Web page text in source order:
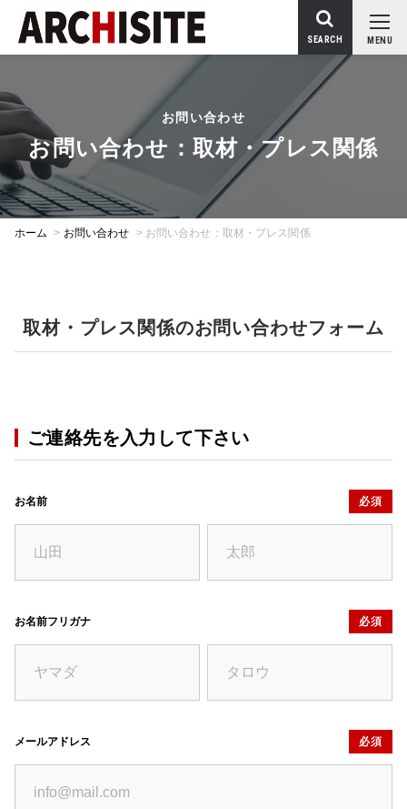
MENU
SEARCH
お問い合わせ
お問い合わせ：取材・プレス関係
ホーム > お問い合わせ > お問い合わせ：取材・プレス関係
取材・プレス関係のお問い合わせフォーム
ご連絡先を入力して下さい
お名前 必須
お名前フリガナ 必須
メールアドレス 必須